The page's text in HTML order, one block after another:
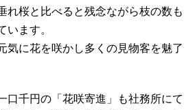
れ桜と比べると残念ながら枝の数も
います。
気に花を咲かし多くの見物客を魅了
口千円の「花咲寄進」も社務所にて